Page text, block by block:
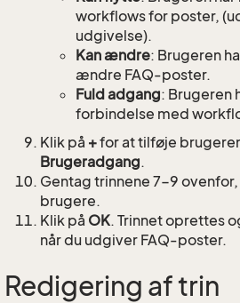
workflows for poster,
udgivelse).
Kan ændre: Brugeren
ændre FAQ-poster.
Fuld adgang: Brugeren
forbindelse med
Klik på +for at tilføje
Brugeradgang.
Gentag trinnene 7-9
brugere.
Klik på OK. Trinnet oprettes
når du udgiver FAQ-poster.
Redigering af trin